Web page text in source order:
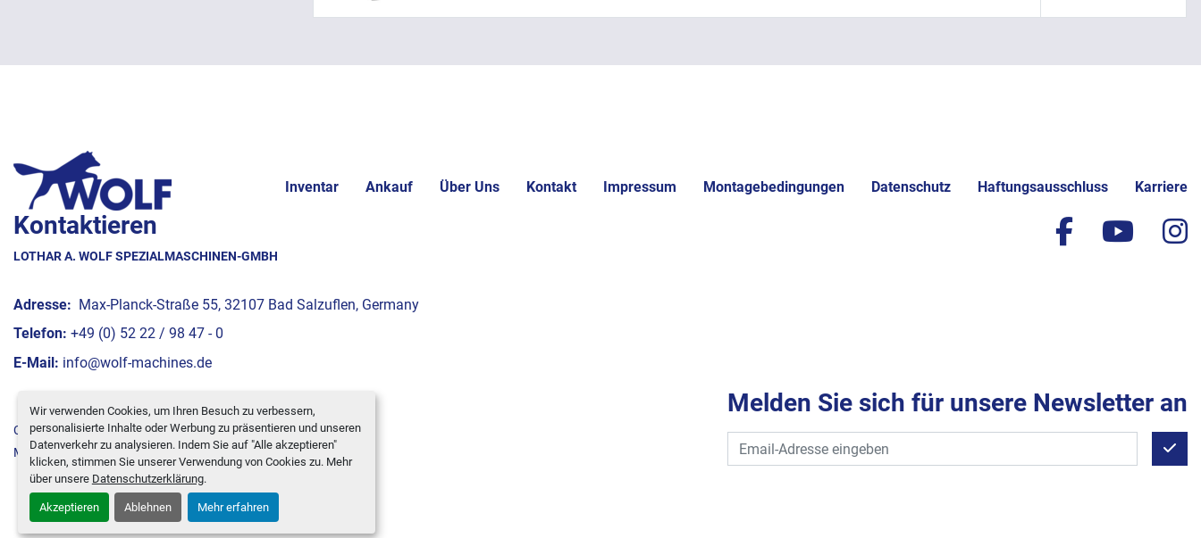
Wir verwenden Cookies, um Ihren Besuch zu verbessern,
personalisierte Inhalte oder Werbung zu präsentieren und unseren
Datenverkehr zu analysieren. Indem Sie auf "Alle akzeptieren"
klicken, stimmen Sie unserer Verwendung von Cookies zu. Mehr
über unsere Datenschutzerklärung.
Akzeptieren Ablehnen Mehr erfahren
Inventar Ankauf Über Uns Kontakt Impressum Montagebedingungen Datenschutz Haftungsausschluss Karriere
Kontaktieren
LOTHAR A. WOLF SPEZIALMASCHINEN-GMBH
Adresse: Max-Planck-Straße 55, 32107 Bad Salzuflen, Germany
Telefon: +49 (0) 52 22 / 98 47 - 0
E-Mail: info@wolf-machines.de
Cookie-Einstellungen
Machinio System-Website vonMachinio
facebook
Melden Sie sich für unsere Newsletter an